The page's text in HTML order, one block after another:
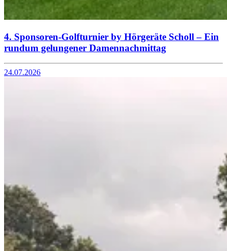
4. Sponsoren-Golfturnier by Hörgeräte Scholl – Ein
rundum gelungener Damennachmittag
24.07.2026